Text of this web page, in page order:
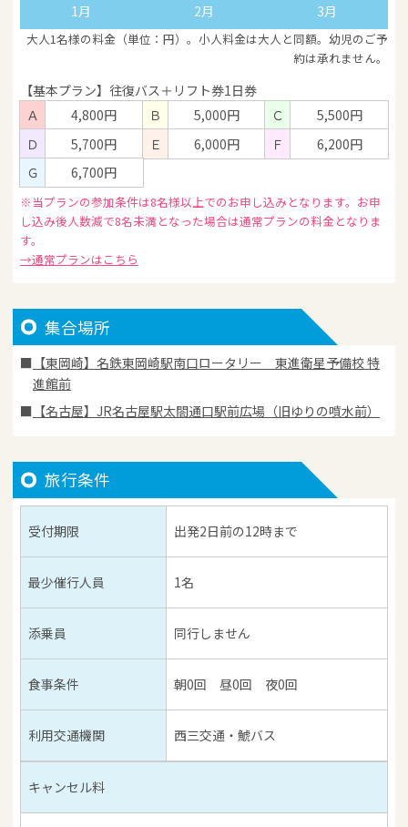
1月 2月 3月
大人1名様の料金（単位：円）。小人料金は大人と同額。幼児のご予
約は承れません。
【基本プラン】往復バス＋リフト券1日券
Ａ
4,800円 Ｂ 5,000円 Ｃ
5,500円
Ｄ
5,700円 Ｅ 6,000円 Ｆ
6,200円
Ｇ
6,700円
※当プランの参加条件は8名様以上でのお申し込みとなります。お申
し込み後人数減で8名未満となった場合は通常プランの料金となりま
す。
→通常プランはこちら
集合場所
【東岡崎】名鉄東岡崎駅南口ロータリー 東進衛星予備校 特
進館前
【名古屋】JR名古屋駅太閤通口駅前広場（旧ゆりの噴水前）
旅行条件
受付期限 出発2日前の12時まで
最少催行人員 1名
添乗員 同行しません
食事条件 朝0回 昼0回 夜0回
利用交通機関 西三交通・鯱バス
キャンセル料